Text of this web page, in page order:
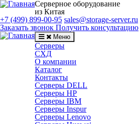
Серверное оборудование
из Китая
+7 (499) 899-00-95 sales@storage-server.ru
Заказать звонок Получить консультацию
Меню
Серверы
СХД
О компании
Каталог
Контакты
Серверы DELL
Серверы HP
Серверы IBM
Серверы Inspur
Серверы Lenovo